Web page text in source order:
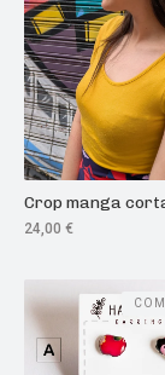
Crop manga
24,00 €